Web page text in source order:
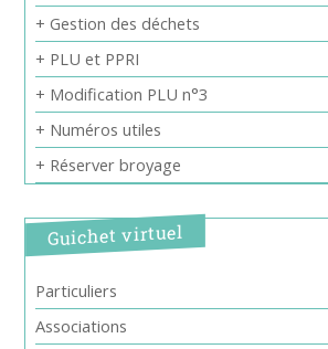
+ Gestion des déchets
+ PLU et PPRI
+ Modification PLU n°3
+ Numéros utiles
+ Réserver broyage
Guichet virtuel
Particuliers
Associations